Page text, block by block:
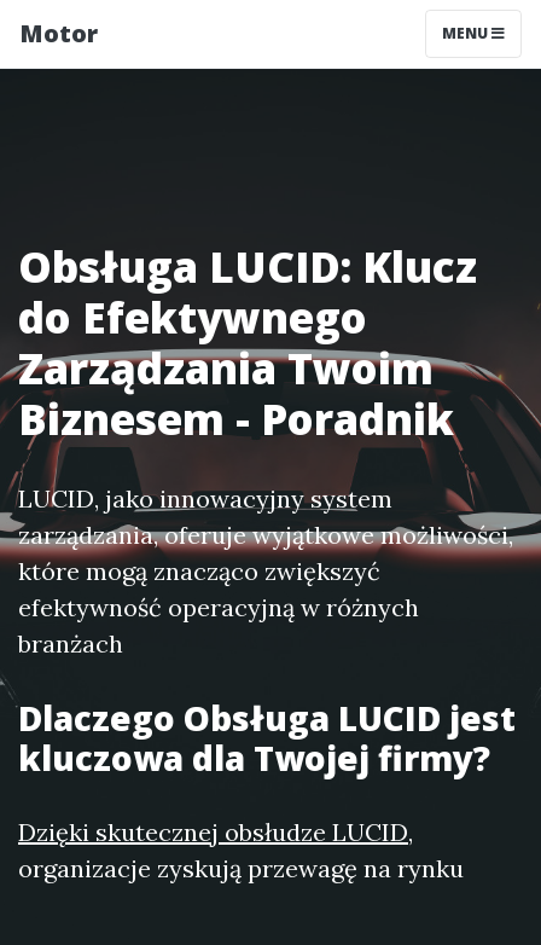
Motor MENU
Obsługa LUCID: Klucz
do Efektywnego
Zarządzania Twoim
Biznesem - Poradnik
LUCID, jako innowacyjny system
zarządzania, oferuje wyjątkowe możliwości,
które mogą znacząco zwiększyć
efektywność operacyjną w różnych
branżach
Dlaczego Obsługa LUCID jest
kluczowa dla Twojej firmy?
Dzięki skutecznej obsłudze LUCID,
organizacje zyskują przewagę na rynku